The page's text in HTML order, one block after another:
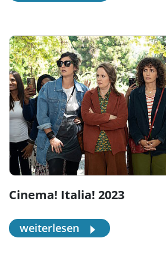
Cinema! Italia! 2023
weiterlesen